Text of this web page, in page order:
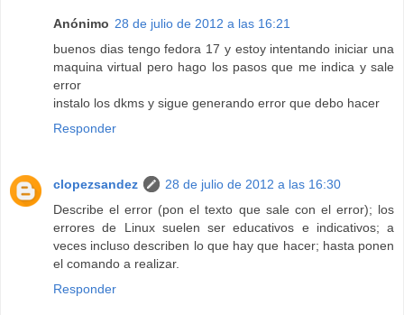
Anónimo 28 de julio de 2012 a las 16:21
buenos dias tengo fedora 17 y estoy intentando iniciar una
maquina virtual pero hago los pasos que me indica y sale
error
instalo los dkms y sigue generando error que debo hacer
Responder
clopezsandez
28 de julio de 2012 a las 16:30
Describe el error (pon el texto que sale con el error); los
errores de Linux suelen ser educativos e indicativos; a
veces incluso describen lo que hay que hacer; hasta ponen
el comando a realizar.
Responder